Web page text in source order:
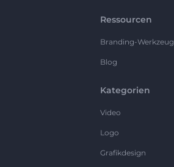
Ressourcen
Branding-Werkzeug
Blog
Kategorien
Video
Logo
Grafikdesign